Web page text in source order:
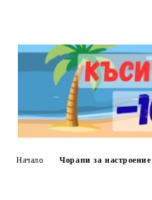
Начало Чорапи за настроение